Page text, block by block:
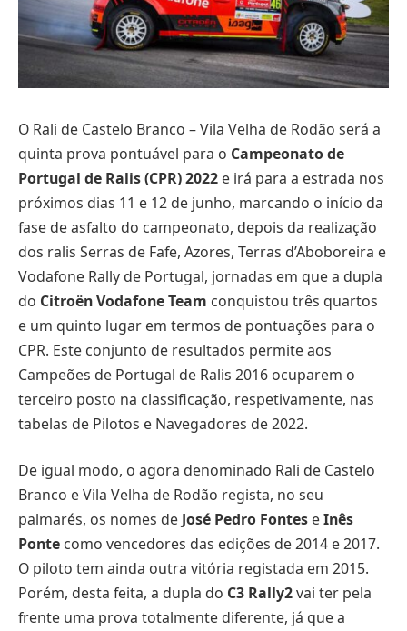
O Rali de Castelo Branco – Vila Velha de Rodão será a
quinta prova pontuável para o Campeonato de
Portugal de Ralis (CPR) 2022 e irá para a estrada nos
próximos dias 11 e 12 de junho, marcando o início da
fase de asfalto do campeonato, depois da realização
dos ralis Serras de Fafe, Azores, Terras d’Aboboreira e
Vodafone Rally de Portugal, jornadas em que a dupla
do Citroën Vodafone Team conquistou três quartos
e um quinto lugar em termos de pontuações para o
CPR. Este conjunto de resultados permite aos
Campeões de Portugal de Ralis 2016 ocuparem o
terceiro posto na classificação, respetivamente, nas
tabelas de Pilotos e Navegadores de 2022.
De igual modo, o agora denominado Rali de Castelo
Branco e Vila Velha de Rodão regista, no seu
palmarés, os nomes de José Pedro Fontes eInês
Ponte como vencedores das edições de 2014 e 2017.
O piloto tem ainda outra vitória registada em 2015.
Porém, desta feita, a dupla do C3 Rally2vai ter pela
frente uma prova totalmente diferente, já que a